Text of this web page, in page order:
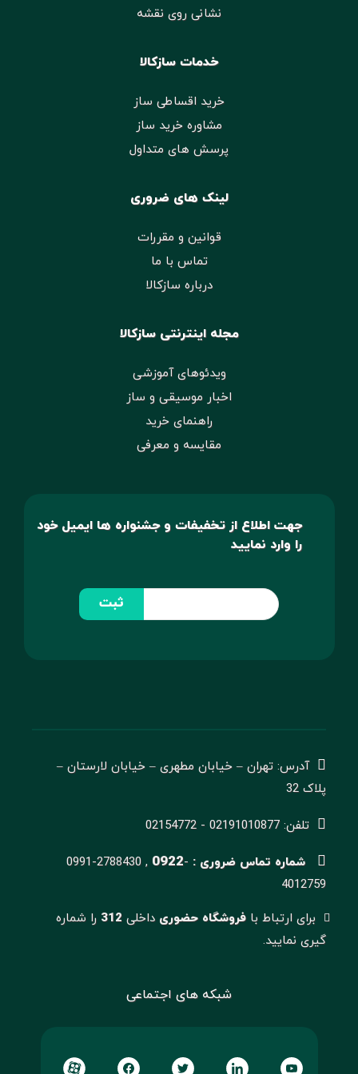
نشانی روی نقشه
خدمات سازکالا
خرید اقساطی ساز
مشاوره خرید ساز
پرسش های متداول
لینک های ضروری
قوانین و مقررات
تماس با ما
درباره سازکالا
مجله اینترنتی سازکالا
ویدئوهای آموزشی
اخبار موسیقی و ساز
راهنمای خرید
مقایسه و معرفی
جهت اطلاع از تخفیفات و جشنواره ها ایمیل خود
را وارد نمایید
ثبت
آدرس: تهران – خیابان مطهری – خیابان لارستان –
پلاک 32
تلفن: 02191010877 - 02154772
شماره تماس ضروری : 0991-2788430 , 0922-
4012759
برای ارتباط با فروشگاه حضوریداخلی 312 را شماره
گیری نمایید.
شبکه های اجتماعی